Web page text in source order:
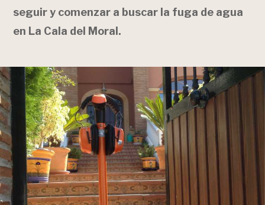
seguir y comenzar a buscar la fuga de agua
en La Cala del Moral.